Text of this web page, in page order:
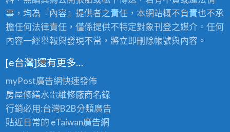
事，均為『內容』提供者之責任，本網站概不負責也不承
擔任何法律責任，僅係提供不特定對象刊登之媒介。任何
內容一經舉報與發現不當，將立即刪除帳號與內容。
[e台灣]還有更多…
myPost廣告網快速發佈
房屋修繕水電維修廠商名錄
行銷必用:台灣B2B分類廣告
貼近日常的 eTaiwan廣告網